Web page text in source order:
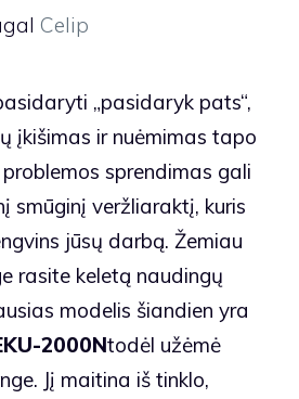
Celip
„pasidaryk pats“,
įkišimas ir nuėmimas tapo
sprendimas gali
smūginį veržliaraktį, kuris
jūsų darbą. Žemiau
rasite keletą naudingų
modelis šiandien yra
2000Ntodėl užėmė
Jį maitina iš tinklo,